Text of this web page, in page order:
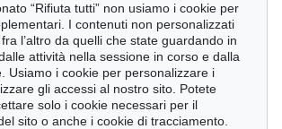
attuali
venduti
“Rifiuta tutti” non usiamo i cookie per
I contenuti non personalizzati
l’altro da quelli che state guardando in
attività nella sessione in corso e dalla
Usiamo i cookie per personalizzare i
gli accessi al nostro sito. Potete
solo i cookie necessari per il
sito o anche i cookie di tracciamento.